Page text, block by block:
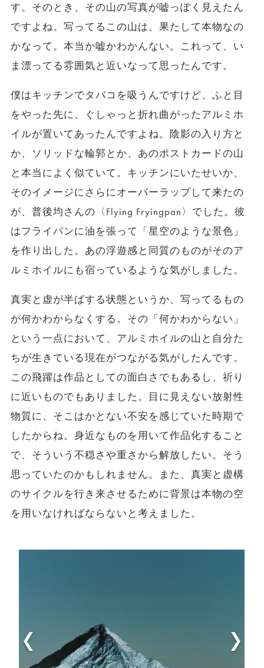
す。そのとき、その山の写真が嘘っぽく見えたん
ですよね。写ってるこの山は、果たして本物なの
かなって。本当か嘘かわかんない。これって、い
ま漂ってる雰囲気と近いなって思ったんです。
僕はキッチンでタバコを吸うんですけど、ふと目
をやった先に、ぐしゃっと折れ曲がったアルミホ
イルが置いてあったんですよね。陰影の入り方と
か、ソリッドな輪郭とか、あのポストカードの山
と本当によく似ていて。キッチンにいたせいか、
そのイメージにさらにオーバーラップして来たの
が、普後均さんの〈Flying Fryingpan〉でした。彼
はフライパンに油を張って「星空のような景色」
を作り出した。あの浮遊感と同質のものがそのア
ルミホイルにも宿っているような気がしました。
真実と虚が半ばする状態というか、写ってるもの
が何かわからなくする。その「何かわからない」
という一点において、アルミホイルの山と自分た
ちが生きている現在がつながる気がしたんです。
この飛躍は作品としての面白さでもあるし、祈り
に近いものでもありました。目に見えない放射性
物質に、そこはかとない不安を感じていた時期で
したからね。身近なものを用いて作品化すること
で、 そういう不穏さや重さから解放したい。 そう
思っていたのかもしれません。また、真実と虚構
のサイクルを行き来させるために背景は本物の空
を用いなければならないと考えました。